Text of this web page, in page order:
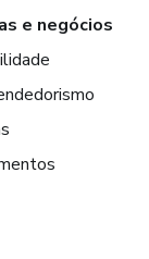
e negócios